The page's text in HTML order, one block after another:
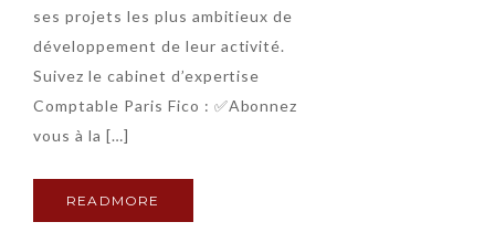
ses projets les plus ambitieux de
développement de leur activité.
Suivez le cabinet d’expertise
Comptable Paris Fico : ✅Abonnez
vous à la […]
READMORE